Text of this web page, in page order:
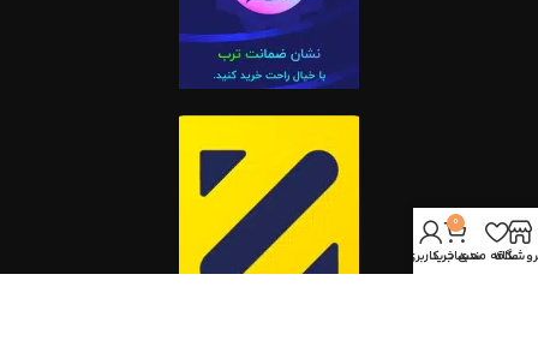
علاقه مندی
0
سبد خرید
حساب کاربری من